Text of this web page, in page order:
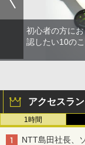
初心者の方に
認したい10の
アクセスラ
1時間
NTT島田社長、